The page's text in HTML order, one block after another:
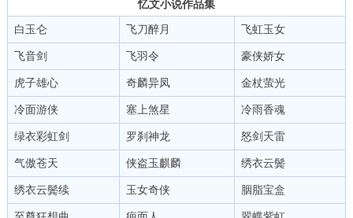
忆文小说作品集
白玉仑
飞刀醉月 飞虹玉女
飞音剑 飞羽令 豪侠娇女
虎子雄心 奇麟异凤 金杖萤光
冷面游侠 塞上煞星 冷雨香魂
绿衣彩虹剑 罗刹神龙 怒剑天雷
气傲苍天 侠盗玉麒麟 绣衣云鬓
绣衣云鬓续 玉女奇侠 胭脂宝盒